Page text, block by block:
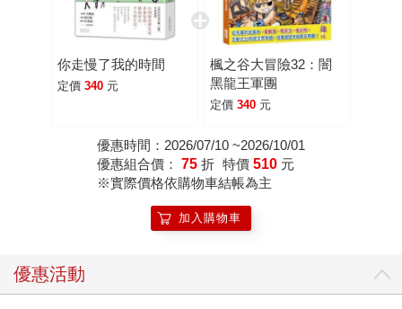
的形式，再次進行故事貿易。她拉起行李，從台北出走，步
上一千公里的島內紀行。在與三十個陌生人度過的夜晚裡，
刻劃下的傷口和堅強、失落與希望…… 在這一個個看似尋常
的百姓人家中，她看見了一個個在命途波流中力圖求生的靈
生，她超越年歲的寂寞；有兩個孩子的三十五歲單親媽媽，
曾對愛情的孤注一擲；家暴陰影下的二十三歲少女，對家庭
的恐懼與無悔包容……那些一語道不盡的撼動，她一一寫進
了《你走慢了我的時間》。 這是她人生截至目前最長的旅
行，更由衷感到：「每一天晚上，都是一扇門，每一扇門
靈魂，張西用理解的眼神、易感的溫度，融化了每個陌生人
你走慢了我的時間
定價 340 元
楓之谷大冒險32：闇
黑龍王軍團
定價 340 元
優惠時間：2026/07/10 ~2026/10/01
優惠組合價： 75 折 特價 510 元
※實際價格依購物車結帳為主
加入購物車
優惠活動